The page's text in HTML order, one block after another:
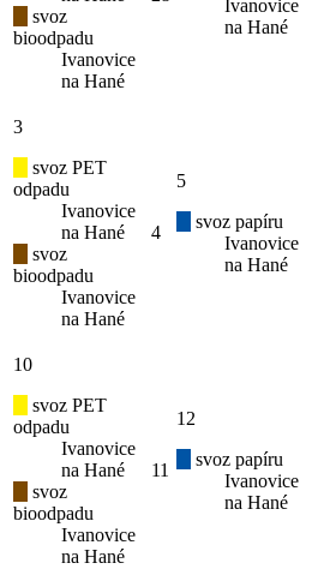
svoz
bioodpadu
Ivanovice
na Hané
Ivanovice
na Hané
3
svoz PET
odpadu
Ivanovice
na Hané
svoz
bioodpadu
Ivanovice
na Hané
4
5
svoz papíru
Ivanovice
na Hané
10
svoz PET
odpadu
Ivanovice
na Hané
svoz
bioodpadu
Ivanovice
na Hané
11
12
svoz papíru
Ivanovice
na Hané